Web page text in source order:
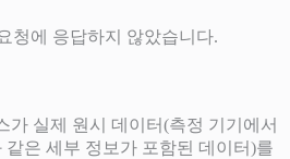
청에 응답하지 않았습니다.
가 실제 원시 데이터(측정 기기에서
은 세부 정보가 포함된 데이터)를